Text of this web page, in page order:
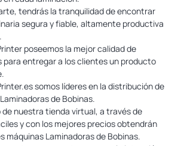
tendrás la tranquilidad de encontrar
segura y fiable, altamente productiva
poseemos la mejor calidad de
para entregar a los clientes un producto
somos líderes en la distribución de
de Bobinas.
de nuestra tienda virtual, a través de
y con los mejores precios obtendrán
máquinas Laminadoras de Bobinas.